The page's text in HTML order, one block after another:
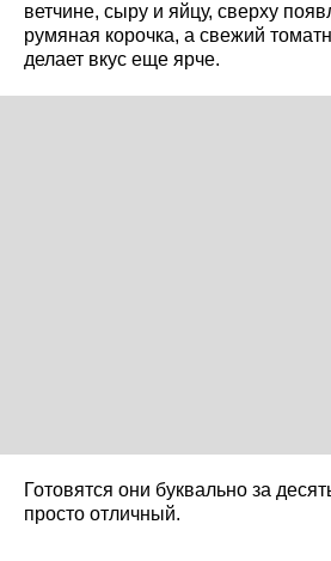
ветчине, сыру и яйцу, сверху
румяная корочка, а свежий
делает вкус еще ярче.
Готовятся они буквально за
просто отличный.